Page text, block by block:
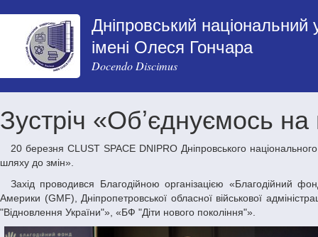
Дніпровський національний
імені Олеся Гончара
Docendo Discimus
Зустріч «Обʼєднуємось
20 березня CLUST SPACE DNIPRO Дніпровського національного університету імені Олеся приймав учасників зустрічі-дискусії «Обʼєднуємось на
шляху до змін».
Захід проводився Благодійною організацією «Благодійний фонд "ГЛОБА22"» за підтримки Німецького Фонду Маршалла Сполучених Штатів
Америки (GMF), Дніпропетровської обласної військової
"Відновлення України"», «БФ "Діти нового покоління"».